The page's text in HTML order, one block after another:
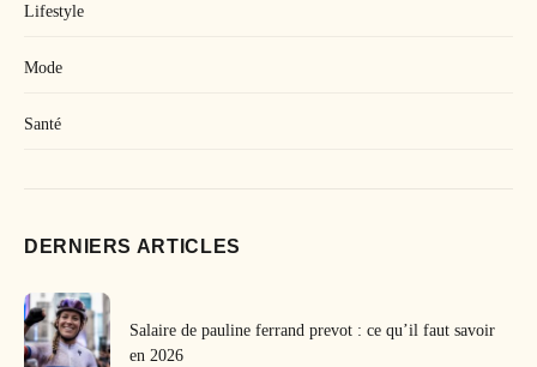
Lifestyle
Mode
Santé
DERNIERS ARTICLES
Salaire de pauline ferrand prevot : ce qu’il faut savoir
en 2026